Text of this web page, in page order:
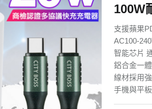
100W
支援蘋果
AC100-
智能芯片
鋁合金一
線材採用
手機與平